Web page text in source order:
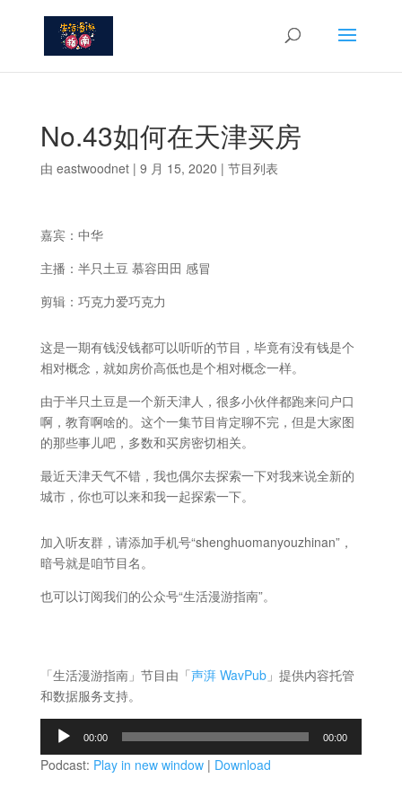
No.43如何在天津买房
由 eastwoodnet| 9 月 15, 2020 | 节目列表
嘉宾：中华
主播：半只土豆 慕容田田 感冒
剪辑：巧克力爱巧克力
这是一期有钱没钱都可以听听的节目，毕竟有没有钱是个
相对概念，就如房价高低也是个相对概念一样。
由于半只土豆是一个新天津人，很多小伙伴都跑来问户口
啊，教育啊啥的。这个一集节目肯定聊不完，但是大家图
的那些事儿吧，多数和买房密切相关。
最近天津天气不错，我也偶尔去探索一下对我来说全新的
城市，你也可以来和我一起探索一下。
加入听友群，请添加手机号“shenghuomanyouzhinan”，
暗号就是咱节目名。
也可以订阅我们的公众号“生活漫游指南”。
「生活漫游指南」节目由「声湃 WavPub」提供内容托管
和数据服务支持。
播
00:00 00:00
Podcast: Play in new window| Download